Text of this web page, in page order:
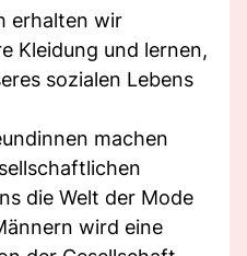
erhalten wir
Kleidung und lernen,
sozialen Lebens
machen
die Welt der Mode
wird eine